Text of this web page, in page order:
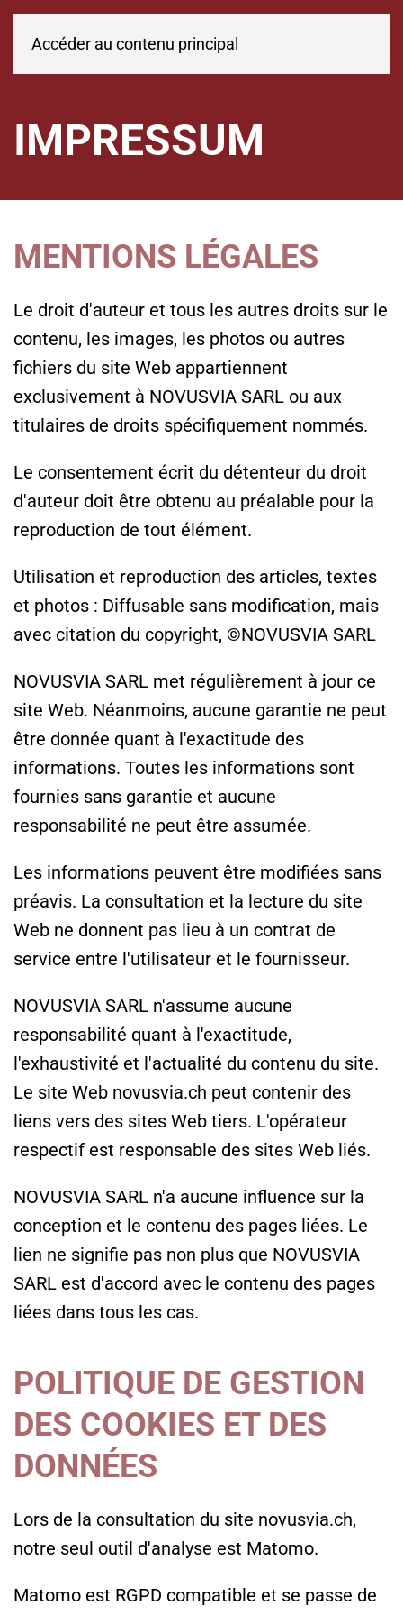
Accéder au contenu principal
IMPRESSUM
MENTIONS LÉGALES
Le droit d'auteur et tous les autres droits sur le
contenu, les images, les photos ou autres
fichiers du site Web appartiennent
exclusivement à NOVUSVIA SARL ou aux
titulaires de droits spécifiquement nommés.
Le consentement écrit du détenteur du droit
d'auteur doit être obtenu au préalable pour la
reproduction de tout élément.
Utilisation et reproduction des articles, textes
et photos : Diffusable sans modification, mais
avec citation du copyright, ©NOVUSVIA SARL
NOVUSVIA SARL met régulièrement à jour ce
site Web. Néanmoins, aucune garantie ne peut
être donnée quant à l'exactitude des
informations. Toutes les informations sont
fournies sans garantie et aucune
responsabilité ne peut être assumée.
Les informations peuvent être modifiées sans
préavis. La consultation et la lecture du site
Web ne donnent pas lieu à un contrat de
service entre l'utilisateur et le fournisseur.
NOVUSVIA SARL n'assume aucune
responsabilité quant à l'exactitude,
l'exhaustivité et l'actualité du contenu du site.
Le site Web novusvia.ch peut contenir des
liens vers des sites Web tiers. L'opérateur
respectif est responsable des sites Web liés.
NOVUSVIA SARL n'a aucune influence sur la
conception et le contenu des pages liées. Le
lien ne signifie pas non plus que NOVUSVIA
SARL est d'accord avec le contenu des pages
liées dans tous les cas.
POLITIQUE DE GESTION
DES COOKIES ET DES
DONNÉES
Lors de la consultation du site novusvia.ch,
notre seul outil d'analyse est Matomo.
Matomo est RGPD compatible et se passe de